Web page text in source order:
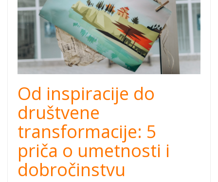
exhibition.jpg
Od inspiracije do
društvene
transformacije: 5
priča o umetnosti i
dobročinstvu